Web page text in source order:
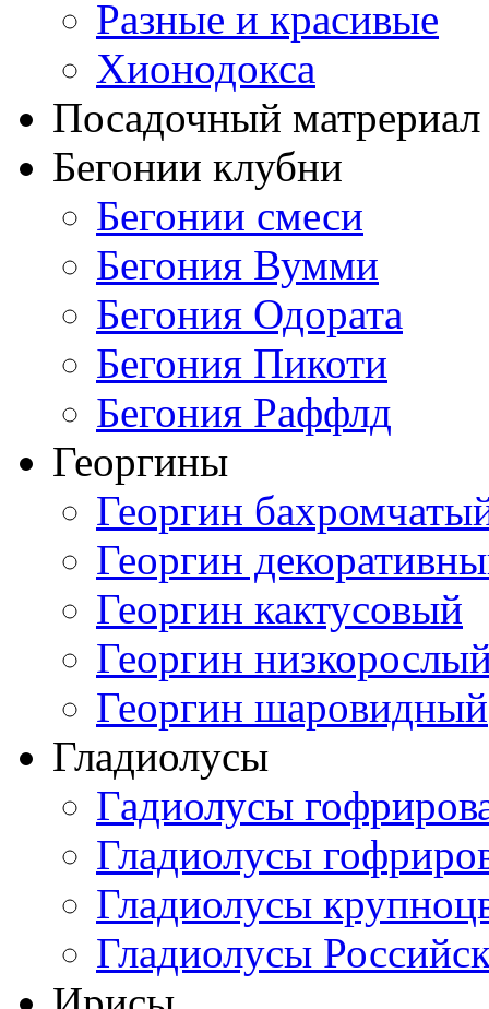
Разные и красивые
Хионодокса
Посадочный матрериал
Бегонии клубни
Бегонии смеси
Бегония Вумми
Бегония Одората
Бегония Пикоти
Бегония Раффлд
Георгины
Георгин
Георгин
Георгин кактусовый
Георгин
Георгин шаровидный
Гладиолусы
Гадиолусы
Гладиолусы
Гладиолусы
Гладиолусы